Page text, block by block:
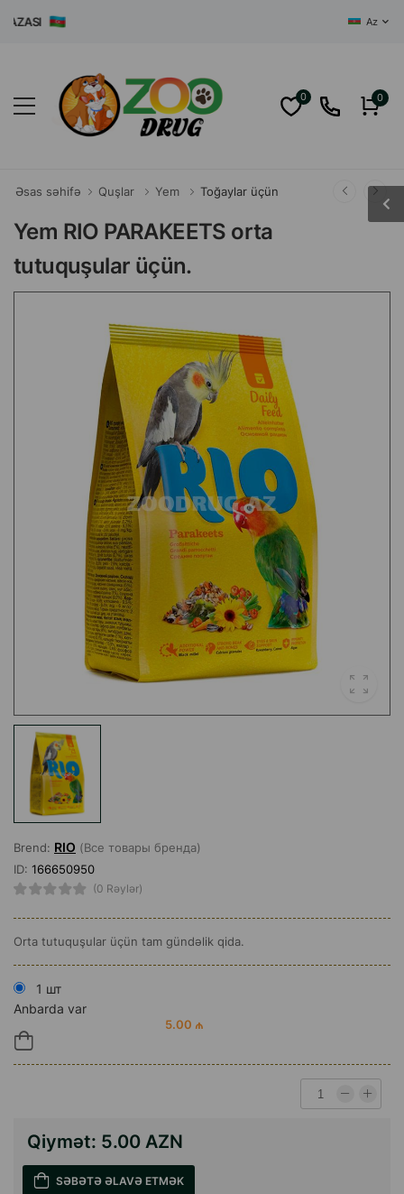
Az
0 0
Əsas səhifə Quşlar Yem Toğaylar üçün
Yem RIO PARAKEETS orta
tutuquşular üçün.
Brend: RIO (Все товары бренда)
ID: 166650950
(0 Rəylər)
Orta tutuquşular üçün tam gündəlik qida.
1 шт
Anbarda var
5.00 ₼
Qiymət: 5.00 AZN
SƏBƏTƏ ƏLAVƏ ETMƏK